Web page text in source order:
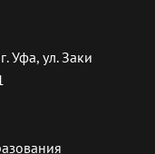
Уфа, ул. Заки